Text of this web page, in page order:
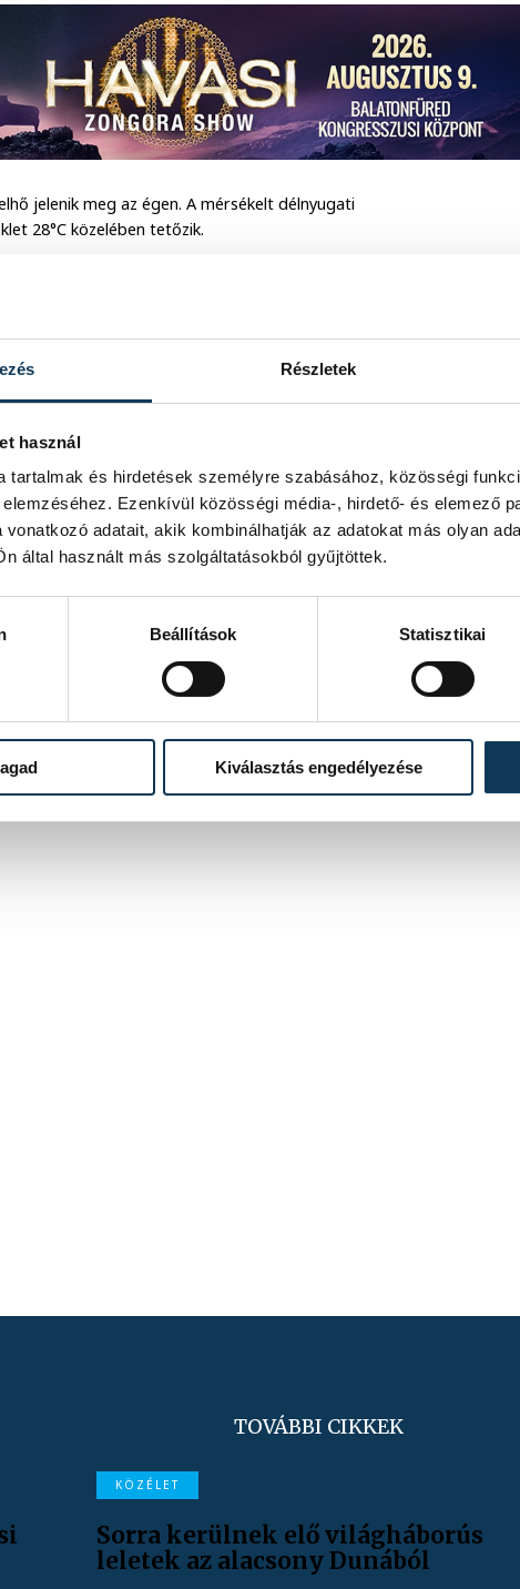
Részletek
használ
tartalmak és hirdetések személyre szabásához, közösségi
Ezenkívül közösségi média-, hirdető- és elemező
vonatkozó adatait, akik kombinálhatják az adatokat más olyan
által használt más szolgáltatásokból gyűjtöttek.
Beállítások Statisztikai
Kiválasztás engedélyezése
jelenik meg az égen. A mérsékelt délnyugati
28°C közelében tetőzik.
TOVÁBBI CIKKEK
KÖZÉLET
Sorra kerülnek elő világháborús
leletek az alacsony Dunából